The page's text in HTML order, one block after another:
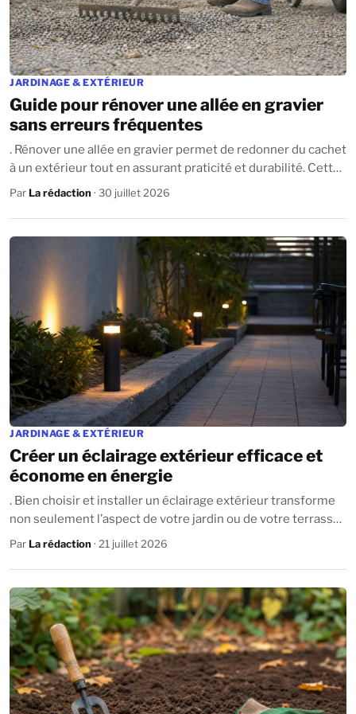
JARDINAGE & EXTÉRIEUR
Guide pour rénover une allée en gravier
sans erreurs fréquentes
. Rénover une allée en gravier permet de redonner du cachet
à un extérieur tout en assurant praticité et durabilité. Cette
intervention paraît...
Par La rédaction · 30 juillet 2026
JARDINAGE & EXTÉRIEUR
Créer un éclairage extérieur efficace et
économe en énergie
. Bien choisir et installer un éclairage extérieur transforme
non seulement l’aspect de votre jardin ou de votre terrasse,
mais améliore aussi la...
Par La rédaction · 21 juillet 2026